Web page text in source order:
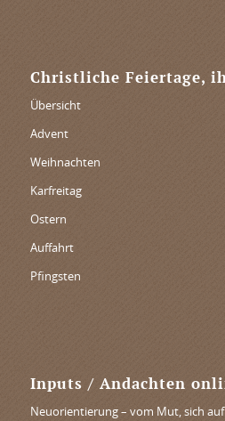
Christliche Feiertage,
Übersicht
Advent
Weihnachten
Karfreitag
Ostern
Auffahrt
Pfingsten
Inputs / Andachten
Neuorientierung – vom Mut, sich